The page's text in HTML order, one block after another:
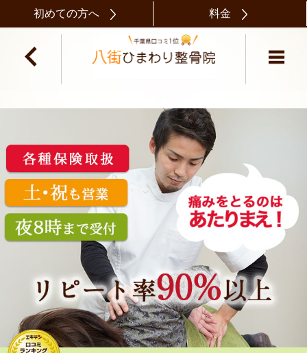
初めての方へ 料金